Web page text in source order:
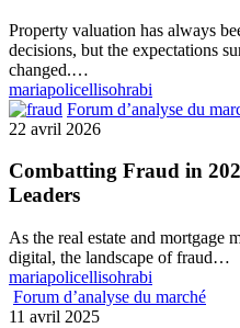
Property valuation has always
decisions, but the expectations
changed.…
mariapolicellisohrabi
Forum d’analyse du
22 avril 2026
Combatting Fraud in
Leaders
As the real estate and mortgage
digital, the landscape of fraud…
mariapolicellisohrabi
Forum d’analyse du marché
11 avril 2025